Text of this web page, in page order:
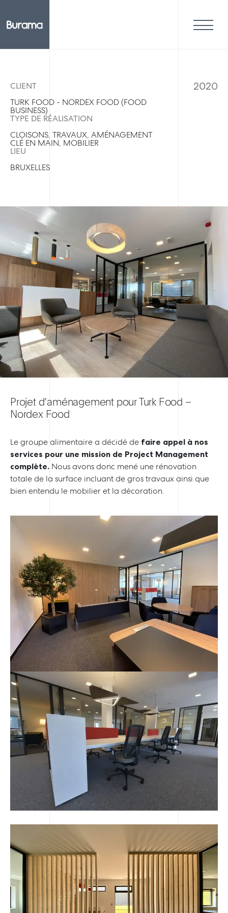
CLIENT
TURK FOOD - NORDEX FOOD (FOOD
BUSINESS)
2020
TYPE DE RÉALISATION
CLOISONS, TRAVAUX, AMÉNAGEMENT
CLÉ EN MAIN, MOBILIER
LIEU
BRUXELLES
Projet d’aménagement pour Turk Food –
Nordex Food
Le groupe alimentaire a décidé de faire appel à nos
services pour une mission de Project Management
complète. Nous avons donc mené une rénovation
totale de la surface incluant de gros travaux ainsi que
bien entendu le mobilier et la décoration.